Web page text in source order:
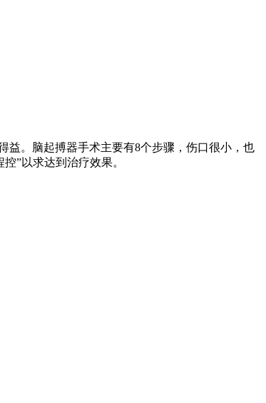
益。脑起搏器手术主要有8个步骤，伤口很小，也
”以求达到治疗效果。